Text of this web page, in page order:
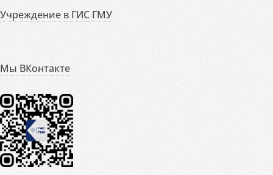
Учреждение в ГИС ГМУ
Мы ВКонтакте